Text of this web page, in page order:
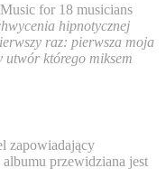
for 18 musicians
hipnotycznej
raz: pierwsza moja
utwór którego miksem
zapowiadający
albumu przewidziana jest